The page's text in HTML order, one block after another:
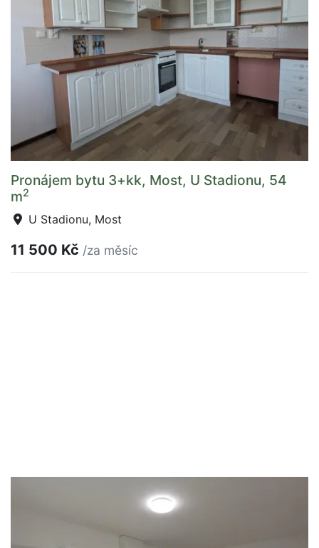
Pronájem bytu 3+kk, Most, U Stadionu, 54
m2
U Stadionu, Most
11 500 Kč /za měsíc